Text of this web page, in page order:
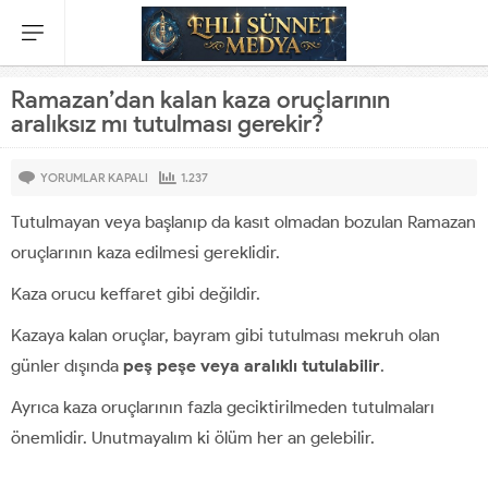
Ramazan’dan kalan kaza oruçlarının
aralıksız mı tutulması gerekir?
YORUMLAR KAPALI 1.237
Tutulmayan veya başlanıp da kasıt olmadan bozulan Ramazan
oruçlarının kaza edilmesi gereklidir.
Kaza orucu keffaret gibi değildir.
Kazaya kalan oruçlar, bayram gibi tutulması mekruh olan
günler dışında peş peşe veya aralıklı tutulabilir.
Ayrıca kaza oruçlarının fazla geciktirilmeden tutulmaları
önemlidir. Unutmayalım ki ölüm her an gelebilir.